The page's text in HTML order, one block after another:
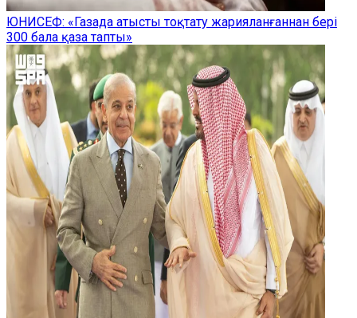
ЮНИСЕФ: «Газада атысты тоқтату жарияланғаннан бері
300 бала қаза тапты»